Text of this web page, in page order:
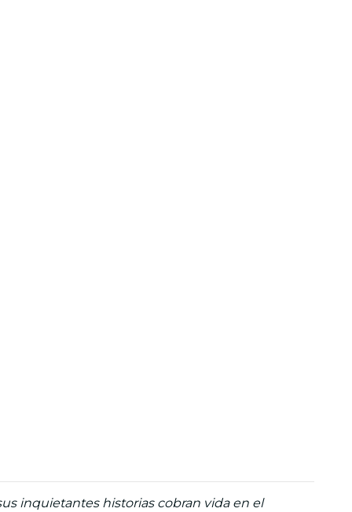
inquietantes historias cobran vida en el